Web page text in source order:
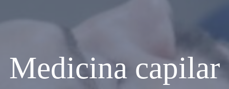
Medicina capilar